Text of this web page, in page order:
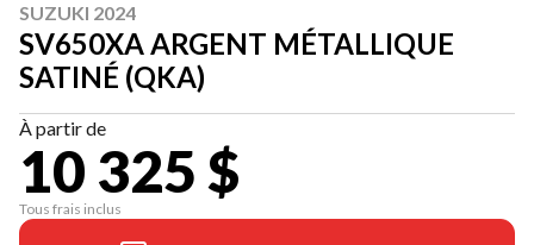
SUZUKI 2024
SV650XA ARGENT MÉTALLIQUE
SATINÉ (QKA)
À partir de
10 325 $
Tous frais inclus